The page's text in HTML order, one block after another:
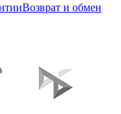
Возврат и обмен